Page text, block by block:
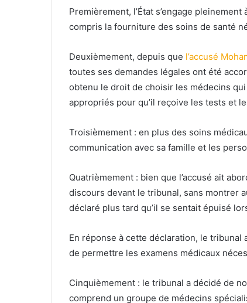
Premièrement, l’État s’engage
compris la fourniture des soins de santé
Deuxièmement, depuis que l’accusé
toutes ses demandes légales ont été
obtenu le droit de choisir les médecins
appropriés pour qu’il reçoive les tests et
Troisièmement : en plus des soins
communication avec sa famille et les
Quatrièmement : bien que l’accusé ait
discours devant le tribunal, sans montrer
déclaré plus tard qu’il se sentait épuisé
En réponse à cette déclaration, le
de permettre les examens médicaux
Cinquièmement : le tribunal a décidé de
comprend un groupe de médecins